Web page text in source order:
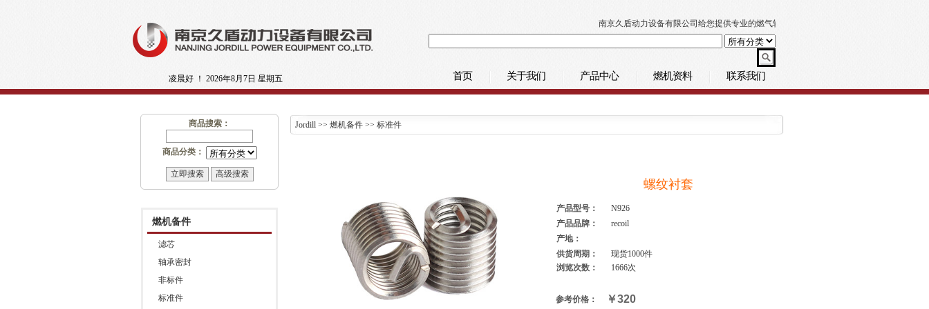
南京久盾动力设备有限公司给您提供专业的燃气轮机技术支持
凌晨好 ！ 2026年8月7日 星期五 首页 关于我们 产品中心 燃机资料 联系我们
商品搜索：
商品分类：
燃机备件
滤芯
轴承密封
非标件
标准件
Jordill >> 燃机备件 >> 标准件
螺纹衬套
产品型号：
N926
产品品牌：
recoil
产地：
供货周期：
现货1000件
浏览次数：
1666次
参考价格： ￥320